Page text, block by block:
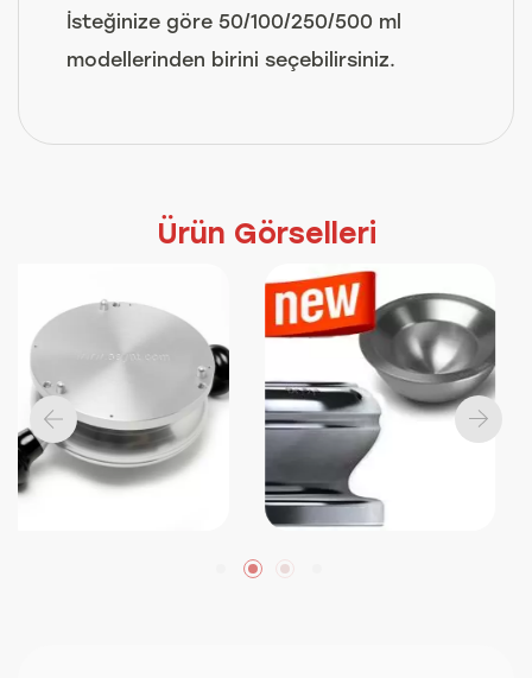
İsteğinize göre 50/100/250/500 ml
modellerinden birini seçebilirsiniz.
Ürün Görselleri